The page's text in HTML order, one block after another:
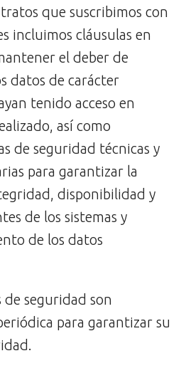
que suscribimos con
incluimos cláusulas en
el deber de
datos de carácter
tenido acceso en
así como
de seguridad técnicas y
para garantizar la
disponibilidad y
de los sistemas y
de los datos
de seguridad son
para garantizar su